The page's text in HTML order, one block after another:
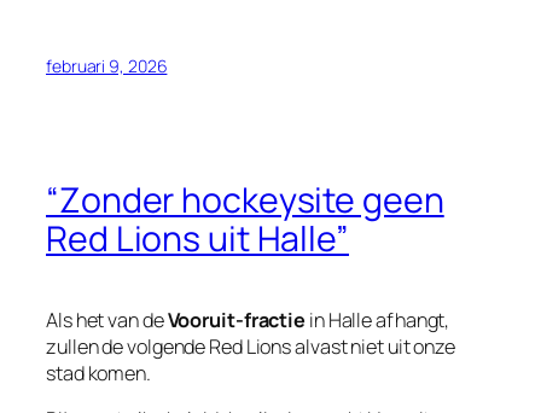
februari 9, 2026
“Zonder hockeysite geen
Red Lions uit Halle”
Als het van deVooruit-fractie in Halle afhangt,
zullen de volgende Red Lions alvast niet uit onze
stad komen.